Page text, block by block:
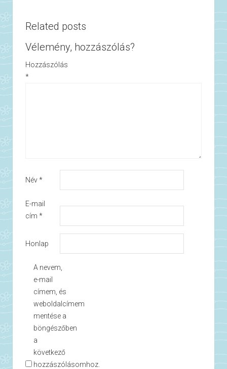
Related posts
Vélemény, hozzászólás?
Hozzászólás
*
Név*
E-mail
cím *
Honlap
A nevem,
e-mail
címem, és
weboldalcímem
mentése a
böngészőben
a
következő
hozzászólásomhoz.